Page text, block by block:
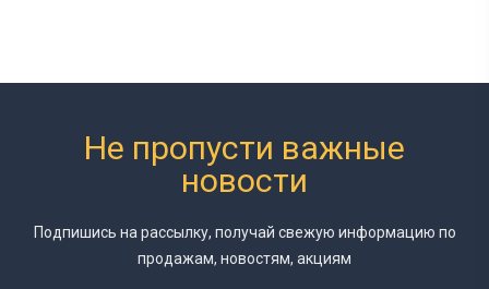
Не пропусти важные
новости
Подпишись на рассылку, получай свежую информацию по
продажам, новостям, акциям